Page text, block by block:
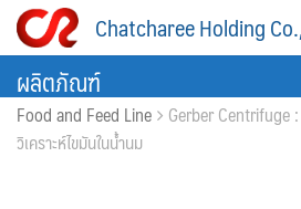
Skip
Chatcharee Holding
ผลิตภัณฑ์
Food and Feed Line Gerber Centrifuge
วิเคราะห์ไขมันในน้ำนม